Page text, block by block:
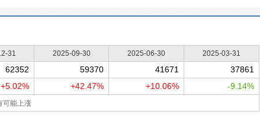
31 2025-09-30 2025-06-30 2025-03-31
62352 59370 41671
37861
+5.02% +42.47% +10.06% -9.14%
可能上涨